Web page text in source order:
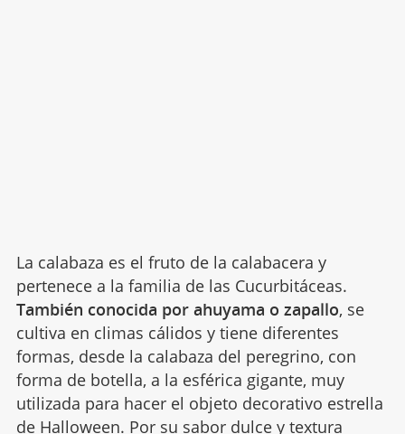
La calabaza es el fruto de la calabacera y
pertenece a la familia de las Cucurbitáceas.
También conocida por ahuyama o zapallo, se
cultiva en climas cálidos y tiene diferentes
formas, desde la calabaza del peregrino, con
forma de botella, a la esférica gigante, muy
utilizada para hacer el objeto decorativo estrella
de Halloween. Por su sabor dulce y textura